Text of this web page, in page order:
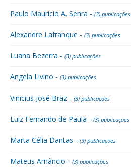
Paulo Mauricio A. Senra - (3) publicações
Alexandre Lafranque - (3) publicações
Luana Bezerra - (3) publicações
Angela Livino - (3) publicações
Vinicius José Braz - (3) publicações
Luiz Fernando de Paula - (3) publicações
Marta Célia Dantas - (3) publicações
Mateus Amâncio - (3) publicações